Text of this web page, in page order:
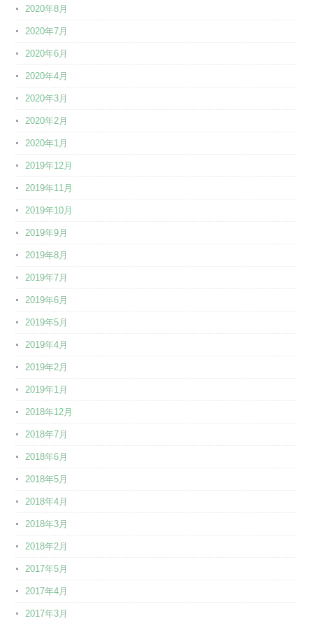
2020年8月
2020年7月
2020年6月
2020年4月
2020年3月
2020年2月
2020年1月
2019年12月
2019年11月
2019年10月
2019年9月
2019年8月
2019年7月
2019年6月
2019年5月
2019年4月
2019年2月
2019年1月
2018年12月
2018年7月
2018年6月
2018年5月
2018年4月
2018年3月
2018年2月
2017年5月
2017年4月
2017年3月